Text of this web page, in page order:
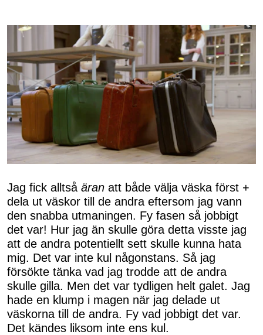
Jag fick alltså äran att både välja väska först +
dela ut väskor till de andra eftersom jag vann
den snabba utmaningen. Fy fasen så jobbigt
det var! Hur jag än skulle göra detta visste jag
att de andra potentiellt sett skulle kunna hata
mig. Det var inte kul någonstans. Så jag
försökte tänka vad jag trodde att de andra
skulle gilla. Men det var tydligen helt galet. Jag
hade en klump i magen när jag delade ut
väskorna till de andra. Fy vad jobbigt det var.
Det kändes liksom inte ens kul.